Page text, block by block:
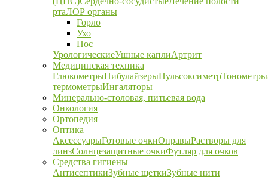
ртаЛОР органы
Горло
Ухо
Нос
УрологическиеУшные каплиАртрит
Медицинская техника
ГлюкометрыНибулайзерыПульсоксиметрТонометры
термометрыИнгаляторы
Минерально-столовая, питьевая вода
Онкология
Ортопедия
Оптика
АксессуарыГотовые очкиОправыРастворы для
линзСолнцезащитные очкиФутляр для очков
Средства гигиены
АнтисептикиЗубные щеткиЗубные нити